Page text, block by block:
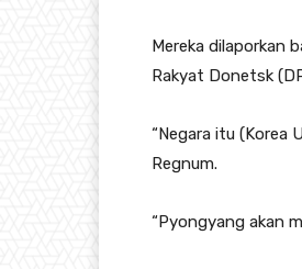
Mereka dilaporkan
Rakyat Donetsk
“Negara itu (Korea
Regnum.
“Pyongyang akan